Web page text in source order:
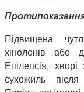
Підвищена
хінолонів або
Епілепсія,
сухожиль після